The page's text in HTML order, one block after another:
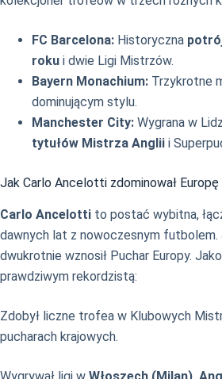
FC Barcelona: Historyczna
roku i dwie Ligi Mistrzów.
Bayern Monachium: Trzykrotne
dominującym stylu.
Manchester City: Wygrana w
tytułów Mistrza Anglii i
Jak Carlo Ancelotti zdominował
Carlo Ancelotti to postać wybitna,
dawnych lat z nowoczesnym futbolem.
dwukrotnie wznosił Puchar Europy.
prawdziwym rekordzistą:
Zdobył liczne trofea w Klubowych
pucharach krajowych.